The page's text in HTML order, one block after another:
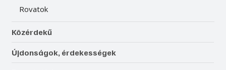
Rovatok
Közérdekű
Újdonságok, érdekességek